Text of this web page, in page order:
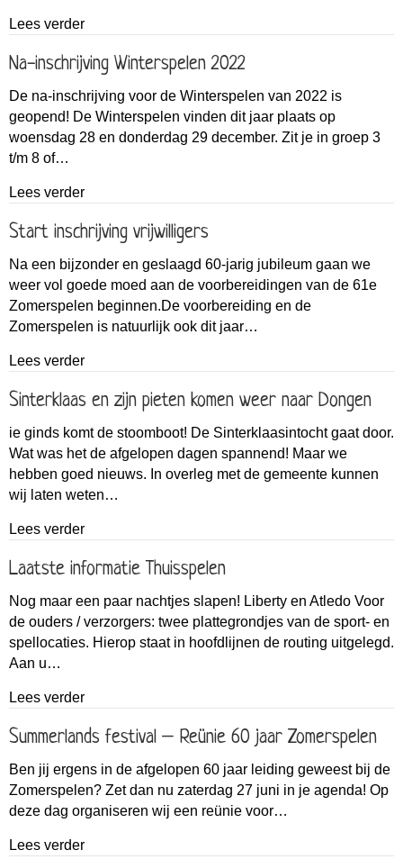
Lees verderabout Sluiting Zomerspelen 2024
Na-inschrijving Winterspelen 2022
De na-inschrijving voor de Winterspelen van 2022 is
geopend! De Winterspelen vinden dit jaar plaats op
woensdag 28 en donderdag 29 december. Zit je in groep 3
t/m 8 of…
Lees verderabout Na-inschrijving Winterspelen 2022
Start inschrijving vrijwilligers
Na een bijzonder en geslaagd 60-jarig jubileum gaan we
weer vol goede moed aan de voorbereidingen van de 61e
Zomerspelen beginnen.De voorbereiding en de
Zomerspelen is natuurlijk ook dit jaar…
Lees verderabout Start inschrijving vrijwilligers
Sinterklaas en zijn pieten komen weer naar Dongen
ie ginds komt de stoomboot! De Sinterklaasintocht gaat door.
Wat was het de afgelopen dagen spannend! Maar we
hebben goed nieuws. In overleg met de gemeente kunnen
wij laten weten…
Lees verderabout Sinterklaas en zijn pieten komen weer naar
Laatste informatie Thuisspelen
Nog maar een paar nachtjes slapen! Liberty en Atledo Voor
de ouders / verzorgers: twee plattegrondjes van de sport- en
spellocaties. Hierop staat in hoofdlijnen de routing uitgelegd.
Aan u…
Lees verderabout Laatste informatie Thuisspelen
Summerlands festival – Reünie 60 jaar Zomerspelen
Ben jij ergens in de afgelopen 60 jaar leiding geweest bij de
Zomerspelen? Zet dan nu zaterdag 27 juni in je agenda! Op
deze dag organiseren wij een reünie voor…
Lees verderabout Summerlands festival – Reünie 60 jaar